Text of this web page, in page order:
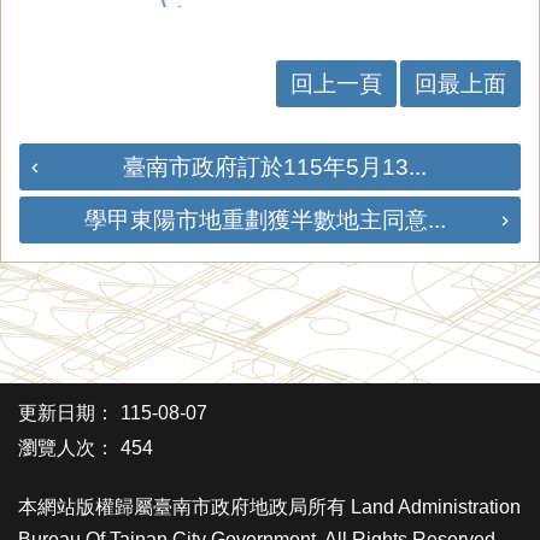
回上一頁 回最上面
臺南市政府訂於115年5月13...
學甲東陽市地重劃獲半數地主同意...
更新日期：
115-08-07
瀏覽人次：
454
本網站版權歸屬臺南市政府地政局所有 Land Administration